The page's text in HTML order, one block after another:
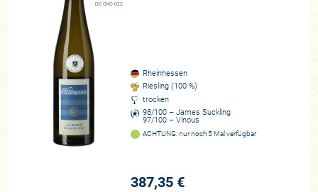
DE-ÖKO-022
Rheinhessen
Riesling (100 %)
trocken
98/100 – James Suckling
97/100 – Vinous
ACHTUNG: nur noch 5 Mal verfügbar
387,35 €